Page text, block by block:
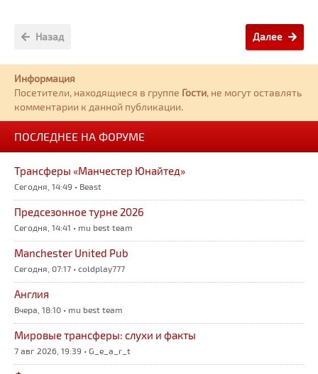
Назад Далее
Информация
Посетители, находящиеся в группе Гости, не могут оставлять
комментарии к данной публикации.
ПОСЛЕДНЕЕ НА ФОРУМЕ
Трансферы «Манчестер Юнайтед»
Сегодня, 14:49 • Beast
Предсезонное турне 2026
Сегодня, 14:41 • mu best team
Manchester United Pub
Сегодня, 07:17 • coldplay777
Англия
Вчера, 18:10 • mu best team
Мировые трансферы: слухи и факты
7 авг 2026, 19:39 • G_e_a_r_t